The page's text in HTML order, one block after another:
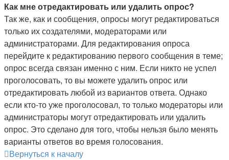
Как мне отредактировать или удалить опрос?
Так же, как и сообщения, опросы могут редактироваться
только их создателями, модераторами или
администраторами. Для редактирования опроса
перейдите к редактированию первого сообщения в теме;
опрос всегда связан именно с ним. Если никто не успел
проголосовать, то вы можете удалить опрос или
отредактировать любой из вариантов ответа. Однако
если кто-то уже проголосовал, то только модераторы или
администраторы могут отредактировать или удалить
опрос. Это сделано для того, чтобы нельзя было менять
варианты ответов во время голосования.
Вернуться к началу